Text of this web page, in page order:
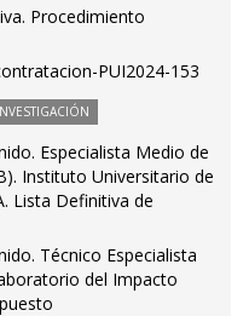
Procedimiento
PUI2024-153
Especialista Medio de
Instituto Universitario de
Lista Definitiva de
Técnico Especialista
del Impacto